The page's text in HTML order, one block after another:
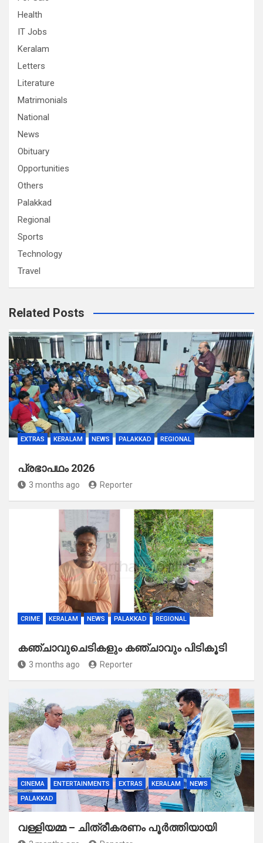
Health
IT Jobs
Keralam
Letters
Literature
Matrimonials
National
News
Obituary
Opportunities
Others
Palakkad
Regional
Sports
Technology
Travel
Related Posts
EXTRAS KERALAM NEWS PALAKKAD REGIONAL
പ്രഭാപഥം 2026
3 months ago Reporter
CRIME KERALAM NEWS PALAKKAD REGIONAL
കഞ്ചാവുചെടികളും കഞ്ചാവും പിടികൂടി
3 months ago Reporter
CINEMA ENTERTAINMENTS EXTRAS KERALAM
NEWS
PALAKKAD
വള്ളിയമ്മ – ചിത്രീകരണം പൂർത്തിയായി